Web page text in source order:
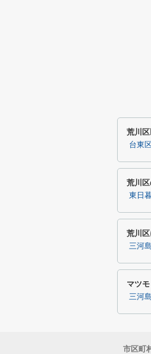
荒川
台東区
荒川
東日
荒川
三河島
マツ
三河島
市区町